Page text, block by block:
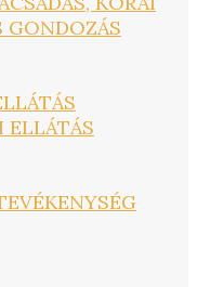
GONDOZÁS
ELLÁTÁS